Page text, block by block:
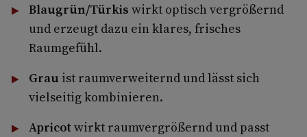
Blaugrün/Türkis wirkt optisch vergrößernd
und erzeugt dazu ein klares, frisches
Raumgefühl.
Grau ist raumverweiternd und lässt sich
vielseitig kombinieren.
Apricotwirkt raumvergrößernd und passt